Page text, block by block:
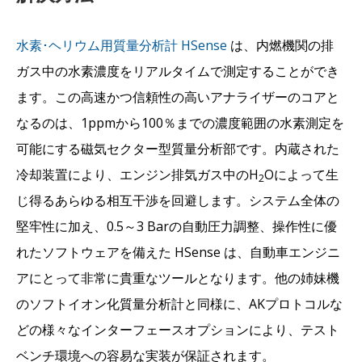
水素･ヘリウム用質量分析計 HSense は、内燃機関の排
ガス中の水素濃度をリアルタイムで測定することができ
ます。この高速かつ信頼性の高いアナライザーのコアと
なるのは、1ppmから100％までの濃度範囲の水素測定を
可能にする磁気セクター型質量分析部です。内蔵された
冷却装置により、エンジン排気ガス中のH2Oによって生
じ得るあらゆる相互干渉を回避します。システム全体の
堅牢性に加え、0.5～3 Barの自動圧力調整、操作性に優
れたソフトウェアを備えた HSense は、自動車エンジニ
アにとって非常に貴重なツールとなります。他の姉妹機
のソフトイオン化質量分析計と同様に、AKプロトコルな
どの様々なインターフェースオプションにより、テスト
ベンチ環境への容易な実装が保証されます。